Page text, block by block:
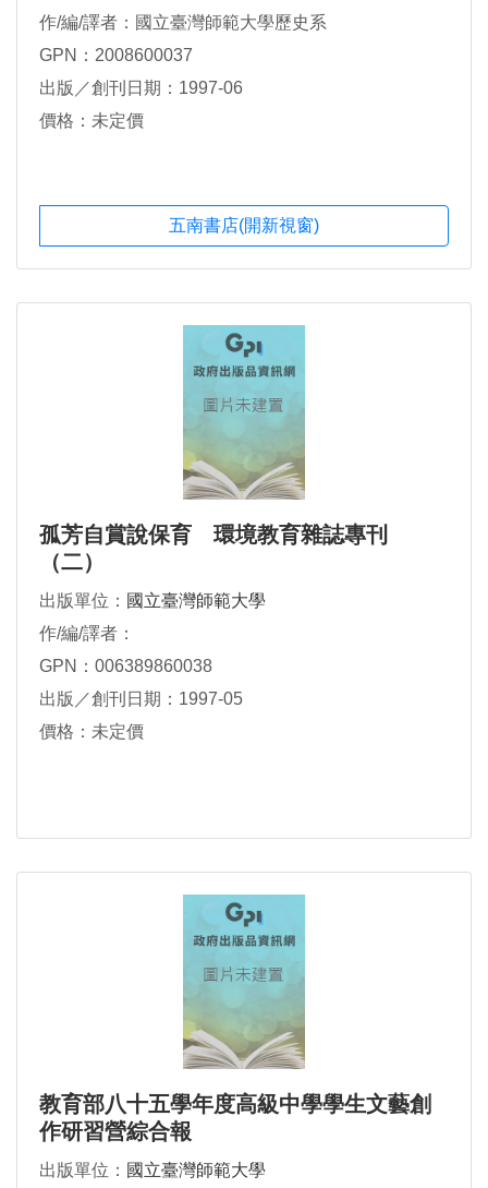
作/編/譯者：國立臺灣師範大學歷史系
GPN：2008600037
出版／創刊日期：1997-06
價格：未定價
五南書店(開新視窗)
孤芳自賞說保育 環境教育雜誌專刊
（二）
出版單位： 國立臺灣師範大學
作/編/譯者：
GPN：006389860038
出版／創刊日期：1997-05
價格：未定價
教育部八十五學年度高級中學學生文藝創
作研習營綜合報
出版單位： 國立臺灣師範大學